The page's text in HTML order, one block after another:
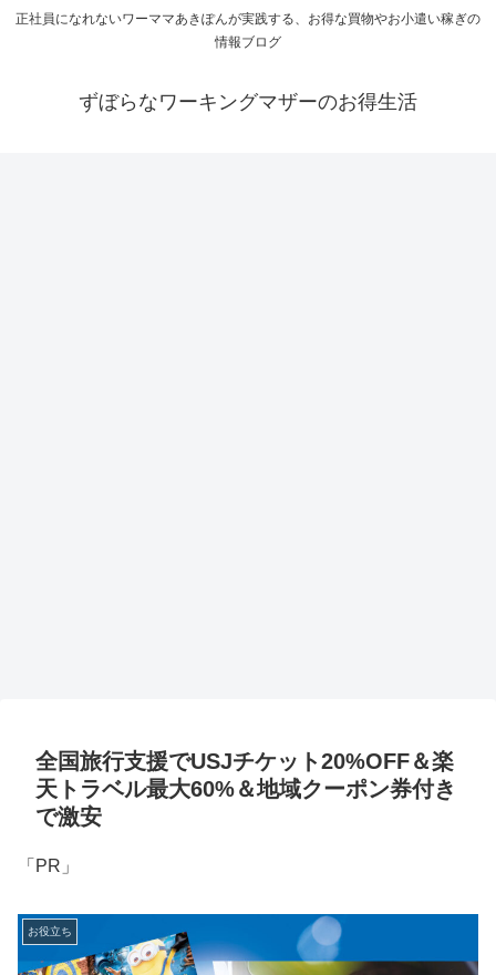
正社員になれないワーママあきぽんが実践する、お得な買物やお小遣い稼ぎの
情報ブログ
ずぼらなワーキングマザーのお得生活
全国旅行支援でUSJチケット20%OFF＆楽
天トラベル最大60%＆地域クーポン券付き
で激安
「PR」
お役立ち